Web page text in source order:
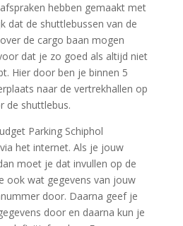
hebben gemaakt met
dat de shuttlebussen van de
de cargo baan mogen
dat je zo goed als altijd niet
Hier door ben je binnen 5
naar de vertrekhallen op
de shuttlebus.
Parking Schiphol
het internet. Als je jouw
moet je dat invullen op de
ook wat gegevens van jouw
door. Daarna geef je
door en daarna kun je